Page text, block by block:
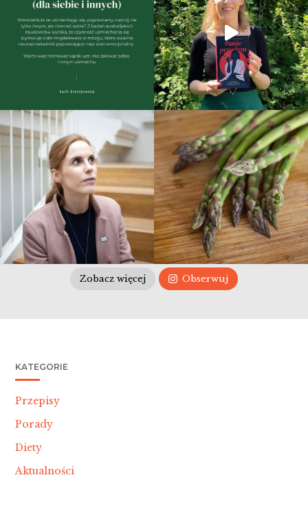
Zobacz więcej Obserwuj
KATEGORIE
Przepisy
Porady
Diety
Aktualności